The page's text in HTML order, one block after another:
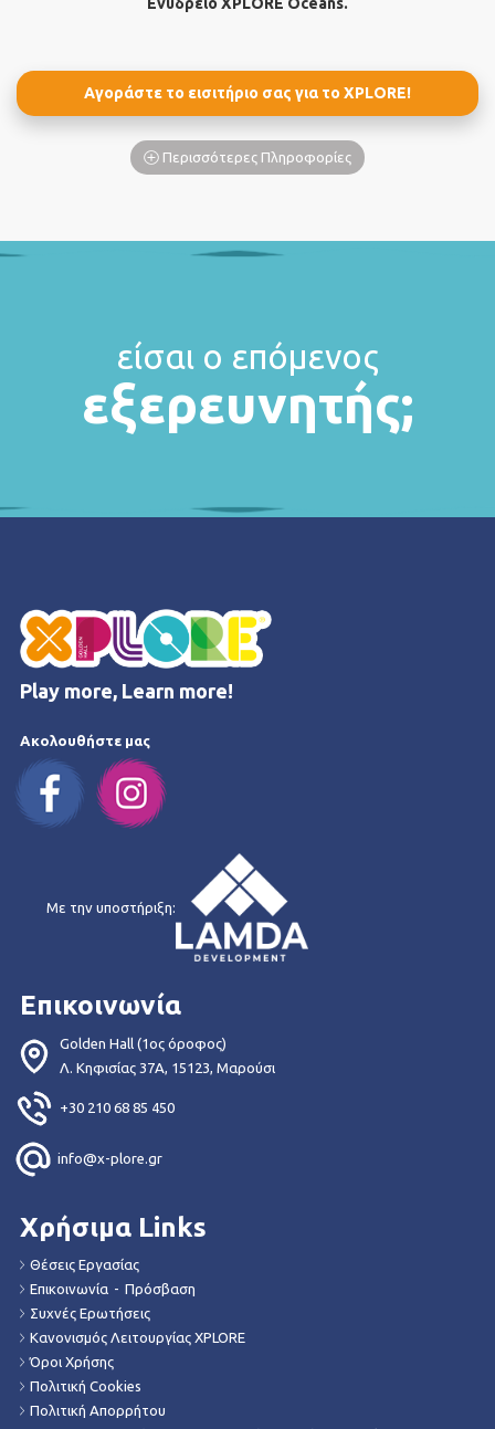
Ενυδρείο XPLORE Oceans.
Αγοράστε το εισιτήριο σας για το XPLORE!
Περισσότερες Πληροφορίες
είσαι ο επόμενος
εξερευνητής;
Play more, Learn more!
Ακολουθήστε μας
Με την υποστήριξη:
Επικοινωνία
Golden Hall (1ος όροφος)
Λ. Κηφισίας 37Α, 15123, Μαρούσι
+30 210 68 85 450
info@x-plore.gr
Χρήσιμα Links
Θέσεις Εργασίας
Επικοινωνία - Πρόσβαση
Συχνές Ερωτήσεις
Κανονισμός Λειτουργίας XPLORE
Όροι Χρήσης
Πολιτική Cookies
Πολιτική Απορρήτου